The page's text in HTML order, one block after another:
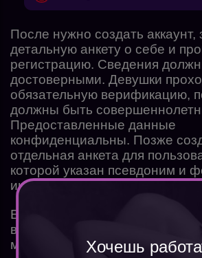
После нужно создать аккаунт,
детальную анкету о себе и
регистрацию. Сведения
достоверными. Девушки
обязательную верификацию,
должны быть
Предоставленные данные
конфиденциальны. Позже
отдельная анкета для
которой указан псевдоним и
информация.
Если вы хотите рассчитать
воспользуйтесь
модели прям на нашем сайте.
Хочешь